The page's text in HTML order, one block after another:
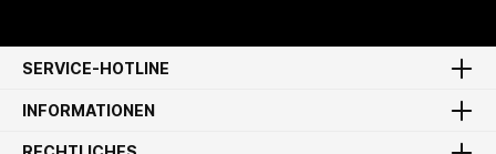
SERVICE-HOTLINE
INFORMATIONEN